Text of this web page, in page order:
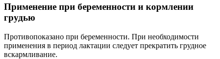
Применение при беременности и кормлении
грудью
Противопоказано при беременности. При необходимости
применения в период лактации следует прекратить грудное
вскармливание.